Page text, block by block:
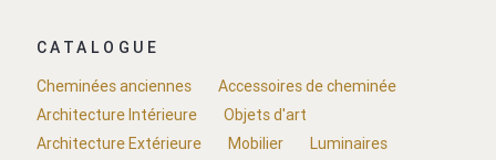
CATALOGUE
Cheminées anciennes
Accessoires de cheminée
Architecture Intérieure
Objets d'art
Architecture Extérieure
Mobilier
Luminaires